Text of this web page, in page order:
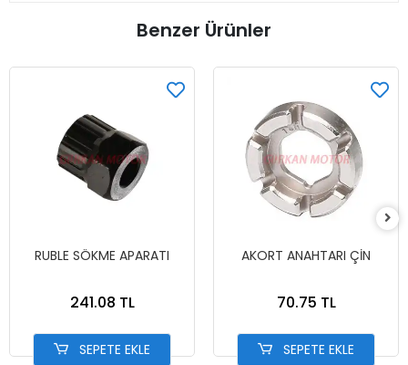
Benzer Ürünler
RUBLE SÖKME APARATI
241.08 TL
SEPETE EKLE
AKORT ANAHTARI ÇİN
70.75 TL
SEPETE EKLE